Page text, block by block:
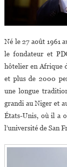
Né le 27 août 1961
le fondateur et
hôtelier en Afrique
et plus de 2000
une longue
grandi au Niger et
États-Unis, où il a
l’université de San